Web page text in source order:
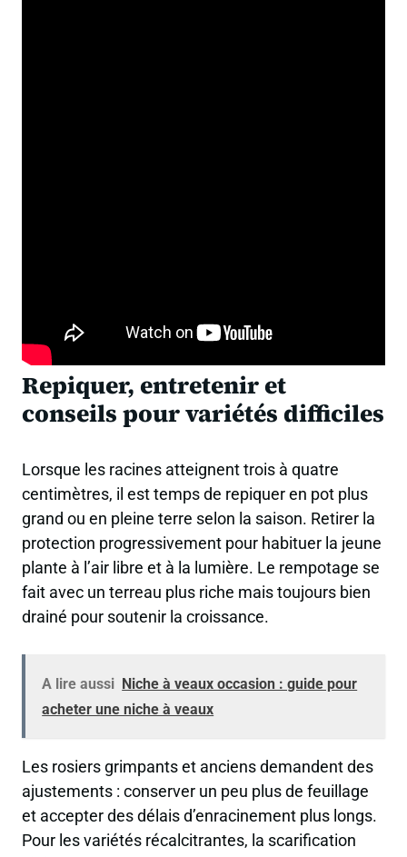
Repiquer, entretenir et
conseils pour variétés difficiles
Lorsque les racines atteignent trois à quatre
centimètres, il est temps de repiquer en pot plus
grand ou en pleine terre selon la saison. Retirer la
protection progressivement pour habituer la jeune
plante à l’air libre et à la lumière. Le rempotage se
fait avec un terreau plus riche mais toujours bien
drainé pour soutenir la croissance.
A lire aussi Niche à veaux occasion : guide pour
acheter une niche à veaux
Les rosiers grimpants et anciens demandent des
ajustements : conserver un peu plus de feuillage
et accepter des délais d’enracinement plus longs.
Pour les variétés récalcitrantes, la scarification